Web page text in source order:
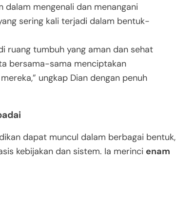
dalam mengenali dan menangani
sering kali terjadi dalam bentuk-
ruang tumbuh yang aman dan sehat
bersama-sama menciptakan
ungkap Dian dengan penuh
dapat muncul dalam berbagai bentuk,
kebijakan dan sistem. Ia merinci enam